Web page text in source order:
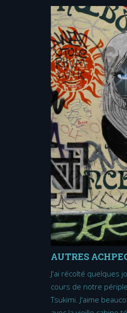
AUTRES
J'ai récolté quelques
cours de notre
Tsukimi. J'aime